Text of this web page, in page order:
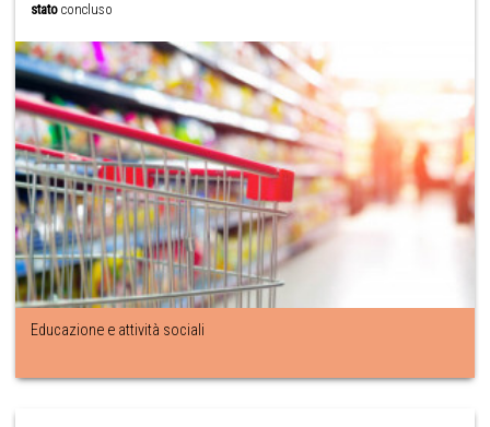
stato concluso
Educazione e attività sociali